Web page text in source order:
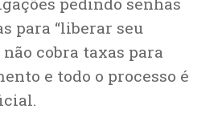
para “liberar seu
não cobra taxas para
e todo o processo é